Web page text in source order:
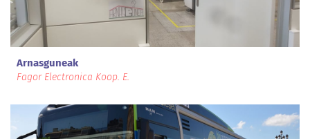
Arnasguneak
Fagor Electronica Koop. E.